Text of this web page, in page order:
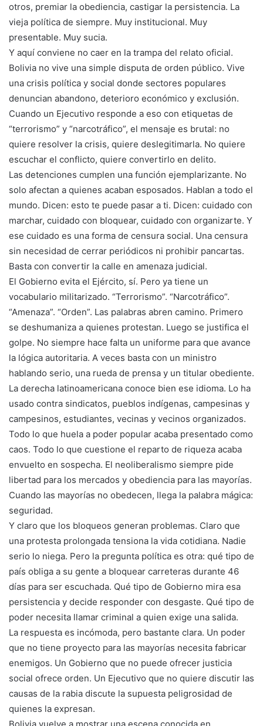
otros, premiar la obediencia, castigar la persistencia. La
vieja política de siempre. Muy institucional. Muy
presentable. Muy sucia.
Y aquí conviene no caer en la trampa del relato oficial.
Bolivia no vive una simple disputa de orden público. Vive
una crisis política y social donde sectores populares
denuncian abandono, deterioro económico y exclusión.
Cuando un Ejecutivo responde a eso con etiquetas de
“terrorismo” y “narcotráfico”, el mensaje es brutal: no
quiere resolver la crisis, quiere deslegitimarla. No quiere
escuchar el conflicto, quiere convertirlo en delito.
Las detenciones cumplen una función ejemplarizante. No
solo afectan a quienes acaban esposados. Hablan a todo el
mundo. Dicen: esto te puede pasar a ti. Dicen: cuidado con
marchar, cuidado con bloquear, cuidado con organizarte. Y
ese cuidado es una forma de censura social. Una censura
sin necesidad de cerrar periódicos ni prohibir pancartas.
Basta con convertir la calle en amenaza judicial.
El Gobierno evita el Ejército, sí. Pero ya tiene un
vocabulario militarizado. “Terrorismo”. “Narcotráfico”.
“Amenaza”. “Orden”. Las palabras abren camino. Primero
se deshumaniza a quienes protestan. Luego se justifica el
golpe. No siempre hace falta un uniforme para que avance
la lógica autoritaria. A veces basta con un ministro
hablando serio, una rueda de prensa y un titular obediente.
La derecha latinoamericana conoce bien ese idioma. Lo ha
usado contra sindicatos, pueblos indígenas, campesinas y
campesinos, estudiantes, vecinas y vecinos organizados.
Todo lo que huela a poder popular acaba presentado como
caos. Todo lo que cuestione el reparto de riqueza acaba
envuelto en sospecha. El neoliberalismo siempre pide
libertad para los mercados y obediencia para las mayorías.
Cuando las mayorías no obedecen, llega la palabra mágica:
seguridad.
Y claro que los bloqueos generan problemas. Claro que
una protesta prolongada tensiona la vida cotidiana. Nadie
serio lo niega. Pero la pregunta política es otra: qué tipo de
país obliga a su gente a bloquear carreteras durante 46
días para ser escuchada. Qué tipo de Gobierno mira esa
persistencia y decide responder con desgaste. Qué tipo de
poder necesita llamar criminal a quien exige una salida.
La respuesta es incómoda, pero bastante clara. Un poder
que no tiene proyecto para las mayorías necesita fabricar
enemigos. Un Gobierno que no puede ofrecer justicia
social ofrece orden. Un Ejecutivo que no quiere discutir las
causas de la rabia discute la supuesta peligrosidad de
quienes la expresan.
Bolivia vuelve a mostrar una escena conocida en